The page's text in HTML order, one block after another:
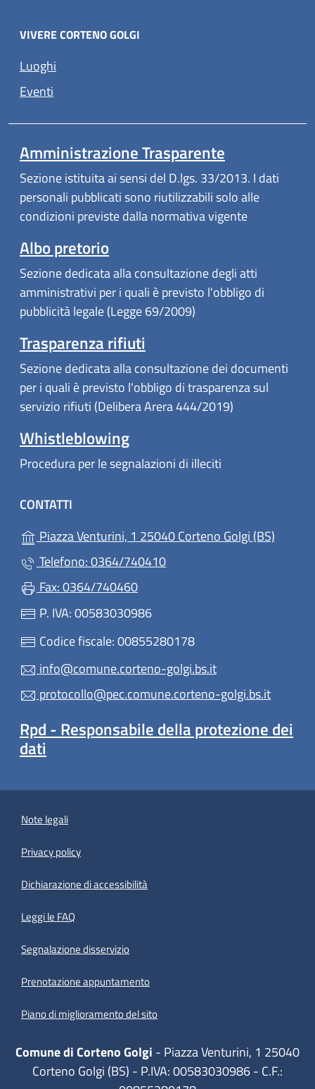
VIVERE CORTENO GOLGI
Luoghi
Eventi
Amministrazione Trasparente
Sezione istituita ai sensi del D.lgs. 33/2013. I dati
personali pubblicati sono riutilizzabili solo alle
condizioni previste dalla normativa vigente
Albo pretorio
Sezione dedicata alla consultazione degli atti
amministrativi per i quali è previsto l'obbligo di
pubblicità legale (Legge 69/2009)
Trasparenza rifiuti
Sezione dedicata alla consultazione dei documenti
per i quali è previsto l'obbligo di trasparenza sul
servizio rifiuti (Delibera Arera 444/2019)
Whistleblowing
Procedura per le segnalazioni di illeciti
CONTATTI
Piazza Venturini, 1 25040 Corteno Golgi (BS)
Telefono: 0364/740410
Fax: 0364/740460
P. IVA: 00583030986
Codice fiscale: 00855280178
info@comune.corteno-golgi.bs.it
protocollo@pec.comune.corteno-golgi.bs.it
Rpd - Responsabile della protezione dei
dati
Note legali
Privacy policy
Dichiarazione di accessibilità
Leggi le FAQ
Segnalazione disservizio
Prenotazione appuntamento
Piano di miglioramento del sito
Comune di Corteno Golgi - Piazza Venturini, 1 25040
Corteno Golgi (BS) - P.IVA: 00583030986 - C.F.: